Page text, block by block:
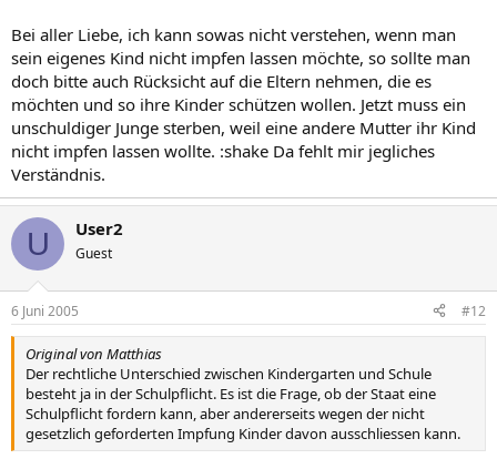
Bei aller Liebe, ich kann sowas nicht verstehen, wenn man
sein eigenes Kind nicht impfen lassen möchte, so sollte man
doch bitte auch Rücksicht auf die Eltern nehmen, die es
möchten und so ihre Kinder schützen wollen. Jetzt muss ein
unschuldiger Junge sterben, weil eine andere Mutter ihr Kind
nicht impfen lassen wollte. :shake Da fehlt mir jegliches
Verständnis.
U User2
Guest
6 Juni 2005 #12
Original von Matthias
Der rechtliche Unterschied zwischen Kindergarten und Schule
besteht ja in der Schulpflicht. Es ist die Frage, ob der Staat eine
Schulpflicht fordern kann, aber andererseits wegen der nicht
gesetzlich geforderten Impfung Kinder davon ausschliessen kann.